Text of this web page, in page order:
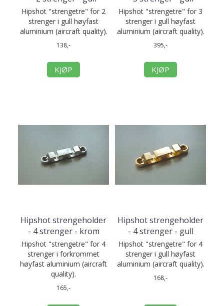
Hipshot "strengetre" for 2
strenger i gull høyfast
aluminium (aircraft quality).
138,-
KJØP
Hipshot "strengetre" for 3
strenger i gull høyfast
aluminium (aircraft quality).
395,-
KJØP
Hipshot strengeholder
- 4 strenger - krom
Hipshot "strengetre" for 4
strenger i forkrommet
høyfast aluminium (aircraft
quality).
165,-
Hipshot strengeholder
- 4 strenger - gull
Hipshot "strengetre" for 4
strenger i gull høyfast
aluminium (aircraft quality).
168,-